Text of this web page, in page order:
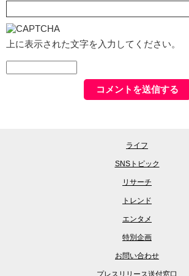
上に表示された文字を入力してください。
ライフ
SNSトピック
リサーチ
トレンド
エンタメ
特別企画
お問い合わせ
プレスリリース送付窓口